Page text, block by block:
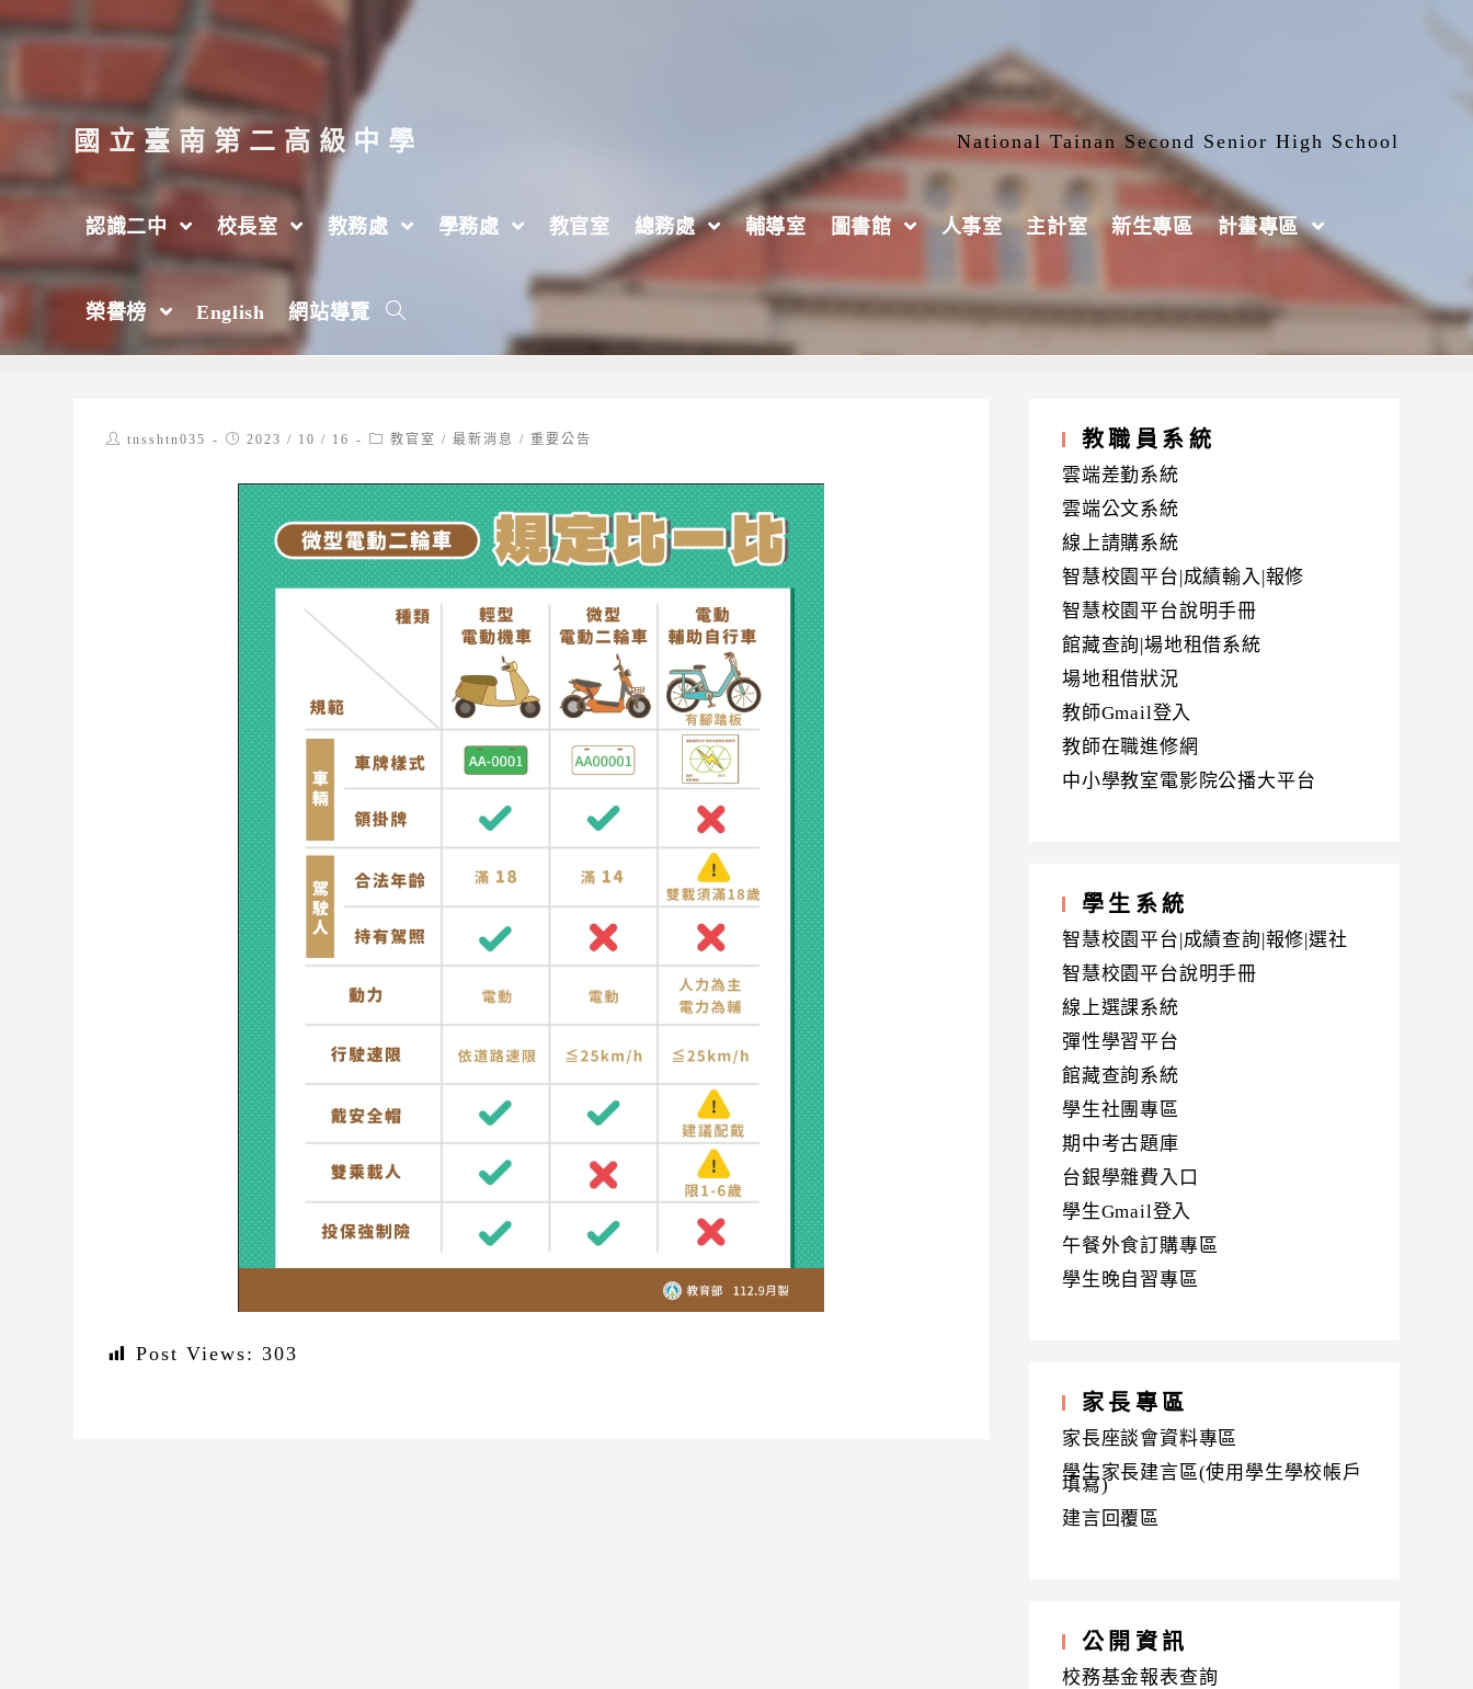
跳
至
要
內
容
國立臺南第二高級中學 National Tainan Second Senior High School
認識二中 校長室 教務處 學務處 教官室 總務處 輔導室 圖書館 人事室 主計室 新生專區 計畫專區
榮譽榜 English 網站導覽
【教官室/交通安全宣導】微型電動二輪車駕駛注意事項
2023 年 > 10 月 > 16 日
Posttnsshtn035
Post2023 / 10 / 16
Post教官室 / 最新消息 / 重要公告
Post Views: 303
教職員系統
雲端差勤系統
雲端公文系統
線上請購系統
智慧校園平台|成績輸入|報修
智慧校園平台說明手冊
館藏查詢|場地租借系統
場地租借狀況
教師Gmail登入
教師在職進修網
中小學教室電影院公播大平台
學生系統
智慧校園平台|成績查詢|報修|選社
智慧校園平台說明手冊
線上選課系統
彈性學習平台
館藏查詢系統
學生社團專區
期中考古題庫
台銀學雜費入口
學生Gmail登入
午餐外食訂購專區
學生晚自習專區
家長專區
家長座談會資料專區
學生家長建言區(使用學生學校帳戶
填寫)
建言回覆區
公開資訊
校務基金報表查詢